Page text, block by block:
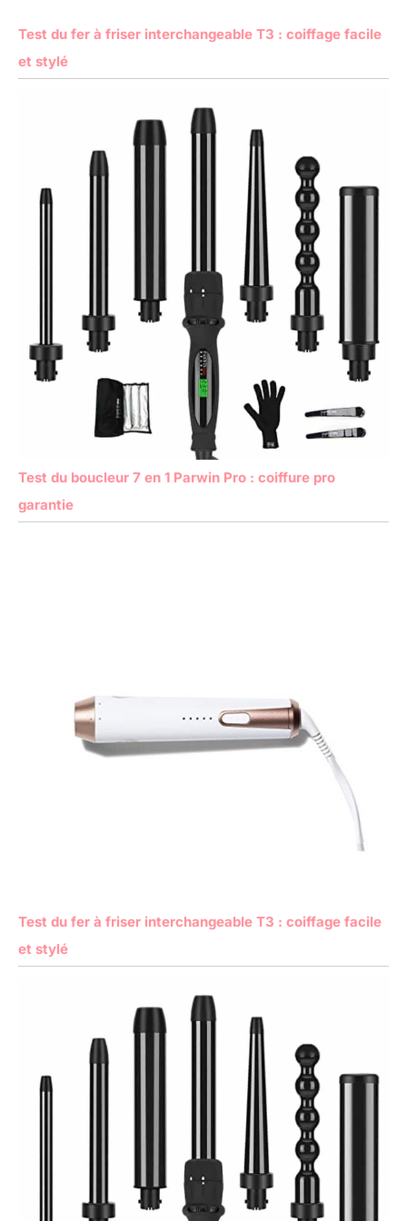
Test du fer à friser interchangeable T3 : coiffage facile
et stylé
Test du boucleur 7 en 1 Parwin Pro : coiffure pro
garantie
Test du fer à friser interchangeable T3 : coiffage facile
et stylé